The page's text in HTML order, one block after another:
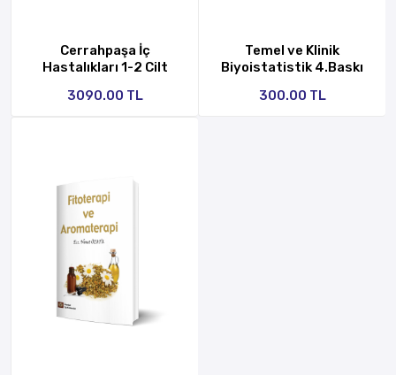
Cerrahpaşa İç
Hastalıkları 1-2 Cilt
3090.00 TL
Temel ve Klinik
Biyoistatistik 4.Baskı
300.00 TL